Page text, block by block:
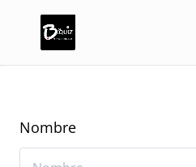
Nombre